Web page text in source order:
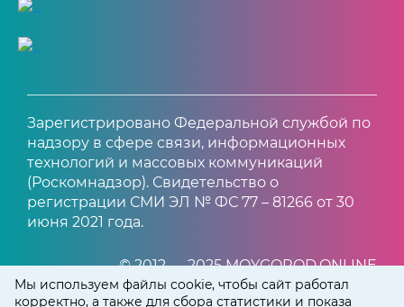
Мы используем файлы cookie, чтобы сайт работал
корректно, а также для сбора статистики и показа
Зарегистрировано Федеральной службой по
надзору в сфере связи, информационных
технологий и массовых коммуникаций
(Роскомнадзор). Свидетельство о
регистрации СМИ ЭЛ № ФС 77 – 81266 от 30
июня 2021 года.
© 2012 — 2025 MOYGOROD.ONLINE